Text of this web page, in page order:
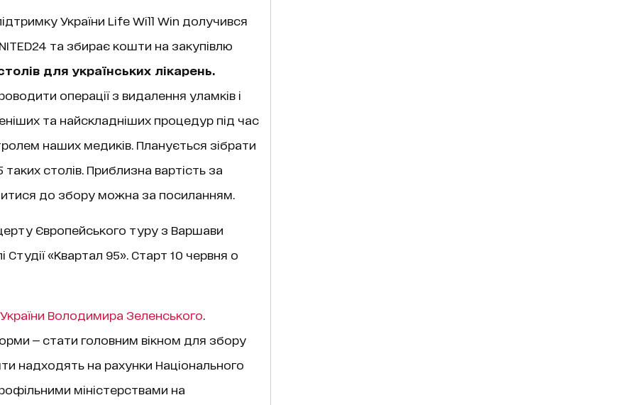
України Life Will Win долучився
та збирає кошти на закупівлю
для українських лікарень.
операції з видалення уламків і
та найскладніших процедур під час
наших медиків. Планується зібрати
столів. Приблизна вартість за
до збору можна за посиланням.
Європейського туру з Варшави
«Квартал 95». Старт 10 червня о
Володимира Зеленського
— стати головним вікном для збору
надходять на рахунки Національного
міністерствами на